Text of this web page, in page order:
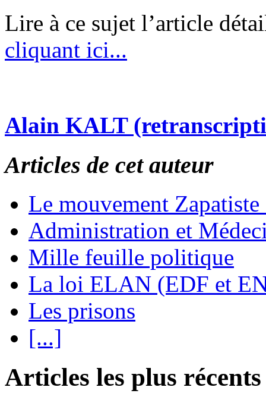
Lire à ce sujet l’article
cliquant ici...
Alain KALT
Articles de cet auteur
Le mouvement
Administration et
Mille feuille politique
La loi ELAN (EDF et
Les prisons
[...]
Articles les plus récents